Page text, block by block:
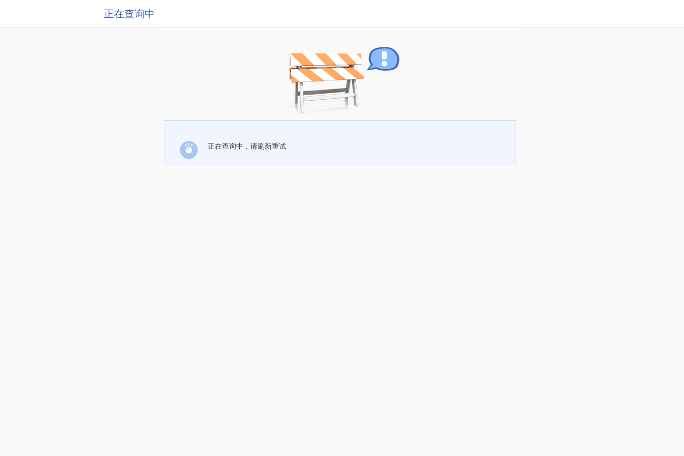
正在查询中
正在查询中，请刷新重试